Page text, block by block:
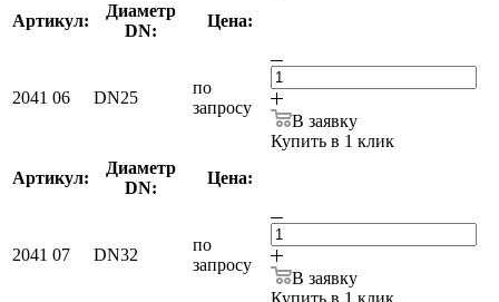
Артикул:
Диаметр
DN:
Цена:
2041 06 DN25
по
запросу
В заявку
Купить в 1 клик
Артикул:
Диаметр
DN:
Цена:
2041 07 DN32
по
запросу
В заявку
Купить в 1 клик